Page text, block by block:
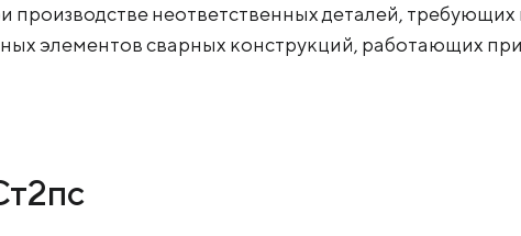
производстве неответственных деталей,
элементов сварных конструкций, работающих